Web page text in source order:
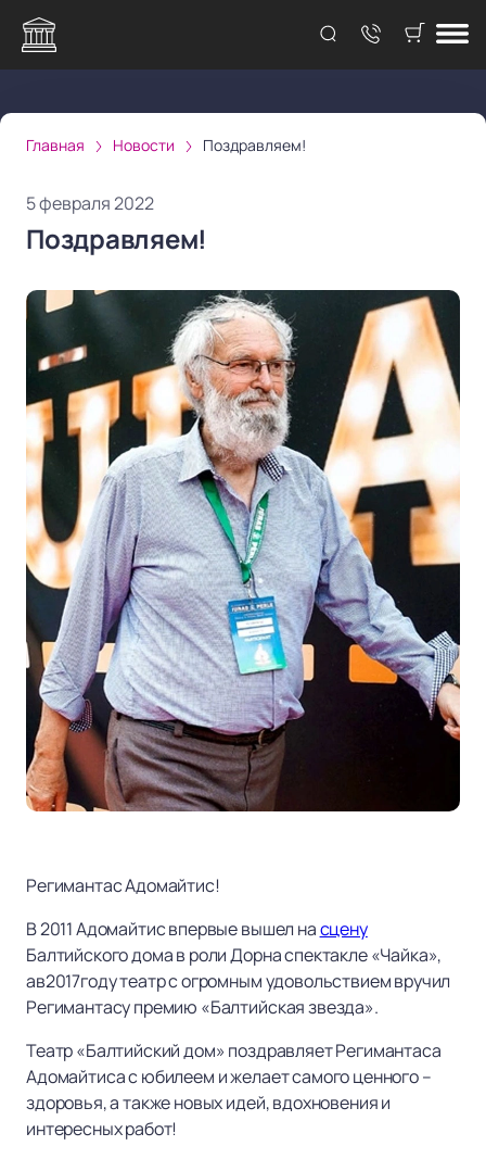
Главная Новости Поздравляем!
5 февраля 2022
Поздравляем!
Регимантас Адомайтис!
В 2011 Адомайтис впервые вышел насцену
Балтийского дома в роли Дорна спектакле «Чайка»,
ав2017году театр с огромным удовольствием вручил
Регимантасу премию «Балтийская звезда».
Театр «Балтийский дом» поздравляет Регимантаса
Адомайтиса с юбилеем и желает самого ценного –
здоровья, а также новых идей, вдохновения и
интересных работ!